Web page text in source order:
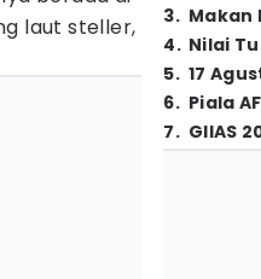
laut steller,
3. Makan
4. Nilai
5. 17
6. Piala
7. GIIAS